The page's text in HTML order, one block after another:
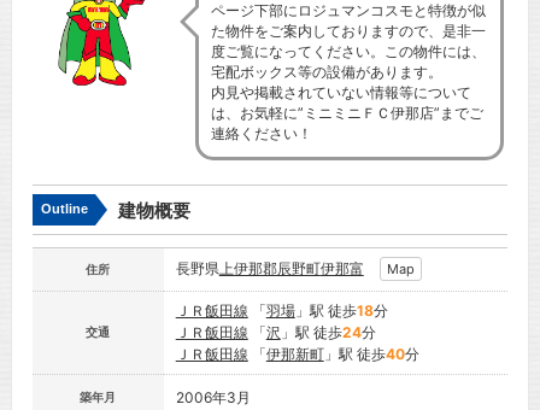
ページ下部にロジュマンコスモと特徴が似
た物件をご案内しておりますので、是非一
度ご覧になってください。この物件には、
宅配ボックス等の設備があります。
内見や掲載されていない情報等について
は、お気軽に”ミニミニＦＣ伊那店”までご
連絡ください！
Outline 建物概要
住所 長野県上伊那郡辰野町伊那富 Map
交通
ＪＲ飯田線 「羽場」駅 徒歩18分
ＪＲ飯田線 「沢 」駅 徒歩24分
ＪＲ飯田線 「伊那新町」駅 徒歩40分
築年月 2006年3月